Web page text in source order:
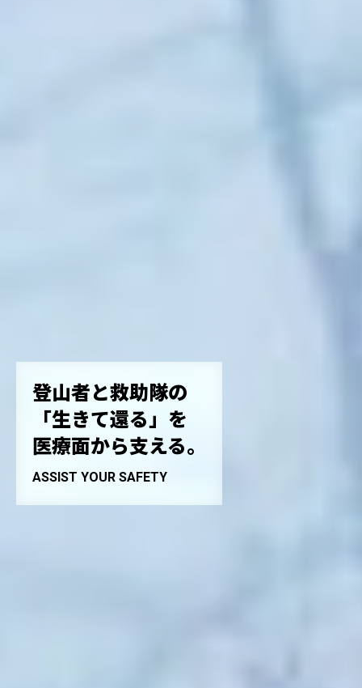
登山者と救助隊の
「生きて還る」を
医療面から支える。
ASSIST YOUR SAFETY